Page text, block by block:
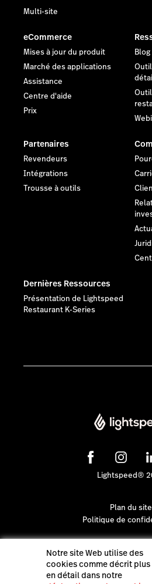
Multi-site
eCommerce
Mises à jour du produit
Marché des applications
Assistance
Centre d'aide
Prix
Blog
Partenaires
Revendeurs
Intégrations
Trousse à outils
Dernières Ressources
Présentation de Lightspeed
Restaurant K-Series
Lightspeed®
Plan du site
Politique de
Notre site Web utilise des
cookies comme décrit plus
en détail dans notre